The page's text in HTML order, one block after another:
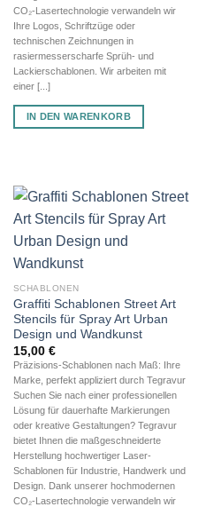
CO₂-Lasertechnologie verwandeln wir
Ihre Logos, Schriftzüge oder
technischen Zeichnungen in
rasiermesserscharfe Sprüh- und
Lackierschablonen. Wir arbeiten mit
einer [...]
IN DEN WARENKORB
SCHABLONEN
Graffiti Schablonen Street Art
Stencils für Spray Art Urban
Design und Wandkunst
15,00 €
Präzisions-Schablonen nach Maß: Ihre
Marke, perfekt appliziert durch Tegravur
Suchen Sie nach einer professionellen
Lösung für dauerhafte Markierungen
oder kreative Gestaltungen? Tegravur
bietet Ihnen die maßgeschneiderte
Herstellung hochwertiger Laser-
Schablonen für Industrie, Handwerk und
Design. Dank unserer hochmodernen
CO₂-Lasertechnologie verwandeln wir